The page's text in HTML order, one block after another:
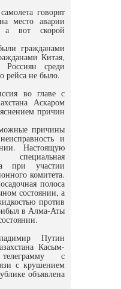
говорят
место аварии
а вот скорой
гражданами
Китая,
среди
рейса не было.
во главе с
Аскаром
причин
причины
и
Настоящую
специальная
при участии
комитета.
полоса
состоянии, а
против
в Алма-Аты
Путин
Касым-
с
с крушением
объявлена